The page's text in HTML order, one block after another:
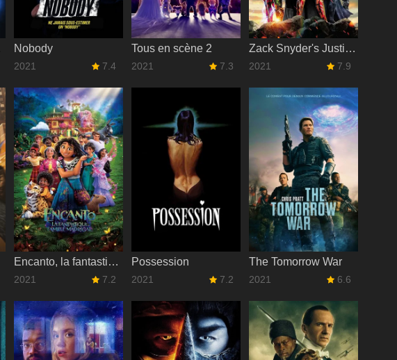
Nobody
2021 7.4
Tous en scène 2
2021 7.3
Zack Snyder's Justice League
2021 7.9
Encanto, la fantastique famille Madrigal
2021 7.2
Possession
2021 7.2
The Tomorrow War
2021 6.6